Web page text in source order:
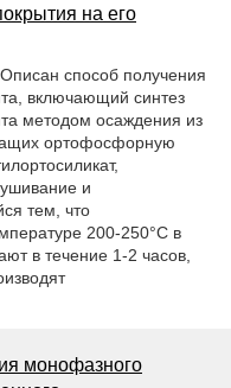
на его
способ получения
включающий синтез
методом осаждения из
ортофосфорную
и
тем, что
200-250°С в
в течение 1-2 часов,
монофазного